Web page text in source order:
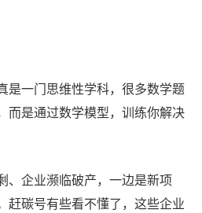
是一门思维性学科，很多数学题
而是通过数学模型，训练你解决
、企业濒临破产，一边是新项
赶碳号有些看不懂了，这些企业